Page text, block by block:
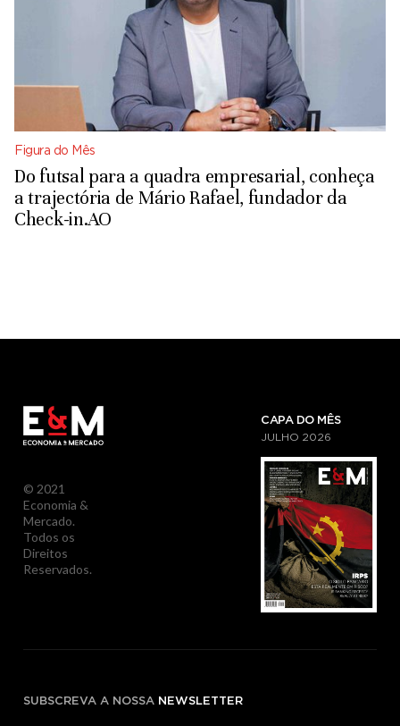
Figura do Mês
Do futsal para a quadra empresarial, conheça
a trajectória de Mário Rafael, fundador da
Check-in.AO
© 2021
Economia &
Mercado.
Todos os
Direitos
Reservados.
CAPA DO MÊS
JULHO 2026
SUBSCREVA A NOSSA NEWSLETTER